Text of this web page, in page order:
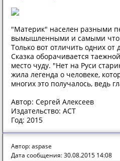
"Материк" населен разными
вымышленными и самыми что
Только вот отличить одних от
Сказка оборачивается
место чуду. "Нет на Руси
жила легенда о человеке,
многих это получалось, ведь
Автор: Сергей Алексеев
Издательство: АСТ
Год: 2015
Автор: aspase
Дата сообщения: 30.08.2015 14:08